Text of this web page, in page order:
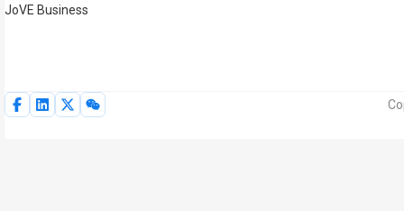
JoVE Business